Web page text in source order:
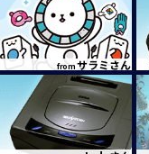
fromサラミさん